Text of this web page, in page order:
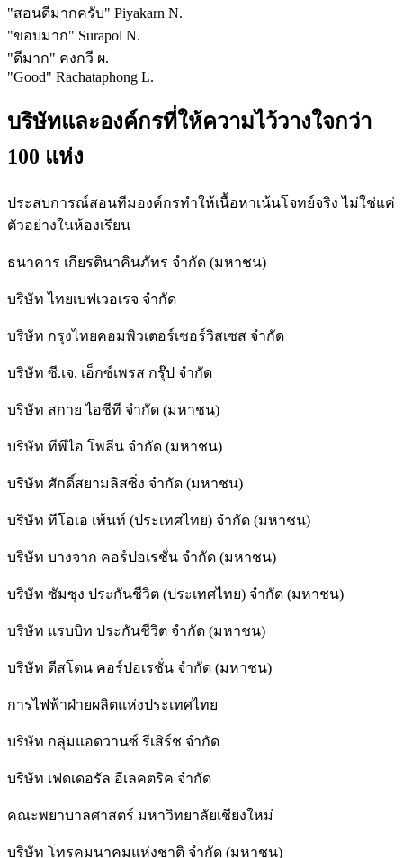
"สอนดีมากครับ" Piyakarn N.
"ขอบมาก" Surapol N.
"ดีมาก" คงกวี ผ.
"Good" Rachataphong L.
บริษัทและองค์กรที่ให้ความไว้วางใจกว่า
100 แห่ง
ประสบการณ์สอนทีมองค์กรทำให้เนื้อหาเน้นโจทย์จริง ไม่ใช่แค่
ตัวอย่างในห้องเรียน
ธนาคาร เกียรตินาคินภัทร จำกัด (มหาชน)
บริษัท ไทยเบฟเวอเรจ จำกัด
บริษัท กรุงไทยคอมพิวเตอร์เซอร์วิสเซส จำกัด
บริษัท ซี.เจ. เอ็กซ์เพรส กรุ๊ป จำกัด
บริษัท สกาย ไอซีที จำกัด (มหาชน)
บริษัท ทีพีไอ โพลีน จำกัด (มหาชน)
บริษัท ศักดิ์สยามลิสซิ่ง จำกัด (มหาชน)
บริษัท ทีโอเอ เพ้นท์ (ประเทศไทย) จำกัด (มหาชน)
บริษัท บางจาก คอร์ปอเรชั่น จำกัด (มหาชน)
บริษัท ซัมซุง ประกันชีวิต (ประเทศไทย) จำกัด (มหาชน)
บริษัท แรบบิท ประกันชีวิต จำกัด (มหาชน)
บริษัท ดีสโตน คอร์ปอเรชั่น จำกัด (มหาชน)
การไฟฟ้าฝ่ายผลิตแห่งประเทศไทย
บริษัท กลุ่มแอดวานซ์ รีเสิร์ช จำกัด
บริษัท เฟดเดอรัล อีเลคตริค จำกัด
คณะพยาบาลศาสตร์ มหาวิทยาลัยเชียงใหม่
บริษัท โทรคมนาคมแห่งชาติ จำกัด (มหาชน)